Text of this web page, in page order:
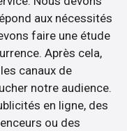
aux nécessités
faire une étude
Après cela,
canaux de
notre audience.
en ligne, des
ou des